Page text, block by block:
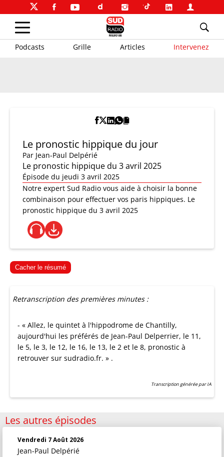
Podcasts Grille Articles Intervenez
Le pronostic hippique du jour
Par Jean-Paul Delpérié
Le pronostic hippique du 3 avril 2025
Épisode du jeudi 3 avril 2025
Notre expert Sud Radio vous aide à choisir la bonne
combinaison pour effectuer vos paris hippiques. Le
pronostic hippique du 3 avril 2025
Cacher le résumé
Retranscription des premières minutes :
- « Allez, le quintet à l'hippodrome de Chantilly,
aujourd'hui les préférés de Jean-Paul Delperrier, le 11,
le 5, le 3, le 12, le 16, le 13, le 2 et le 8, pronostic à
retrouver sur sudradio.fr. » .
Transcription générée par IA
Les autres épisodes
Vendredi 7 Août 2026
Jean-Paul Delpérié